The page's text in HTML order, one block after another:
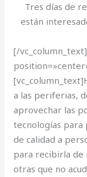
Tres días de
están
[/
a las periferias,
aprovechar las
tecnologías
de calidad a
para recibirla de
otras que no